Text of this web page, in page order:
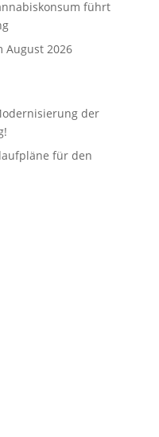
führt
August 2026
der
für den